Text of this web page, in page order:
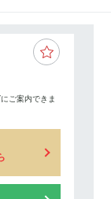
ご案内できま